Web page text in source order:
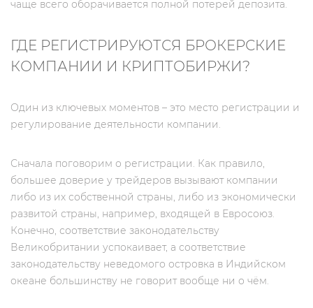
чаще всего оборачивается полной потерей депозита.
ГДЕ РЕГИСТРИРУЮТСЯ БРОКЕРСКИЕ
КОМПАНИИ И КРИПТОБИРЖИ?
Один из ключевых моментов – это место регистрации и
регулирование деятельности компании.
Сначала поговорим о регистрации. Как правило,
большее доверие у трейдеров вызывают компании
либо из их собственной страны, либо из экономически
развитой страны, например, входящей в Евросоюз.
Конечно, соответствие законодательству
Великобритании успокаивает, а соответствие
законодательству неведомого островка в Индийском
океане большинству не говорит вообще ни о чём.